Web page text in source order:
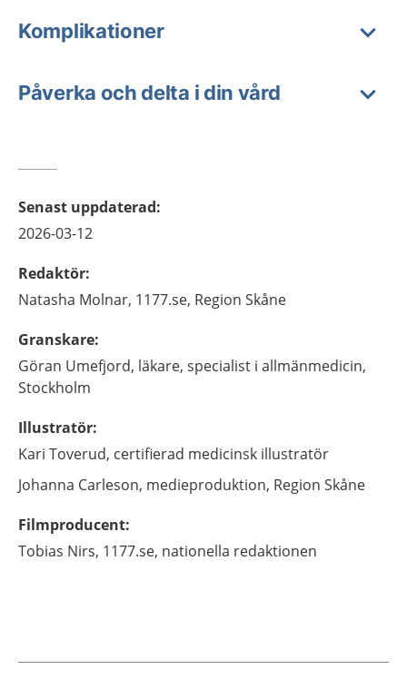
Komplikationer
Påverka och delta i din vård
Senast uppdaterad:
2026-03-12
Redaktör:
Natasha Molnar, 1177.se, Region Skåne
Granskare:
Göran Umefjord, läkare, specialist i allmänmedicin,
Stockholm
Illustratör:
Kari Toverud, certifierad medicinsk illustratör
Johanna Carleson, medieproduktion, Region Skåne
Filmproducent:
Tobias Nirs, 1177.se, nationella redaktionen